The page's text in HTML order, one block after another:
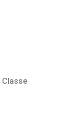
Classe